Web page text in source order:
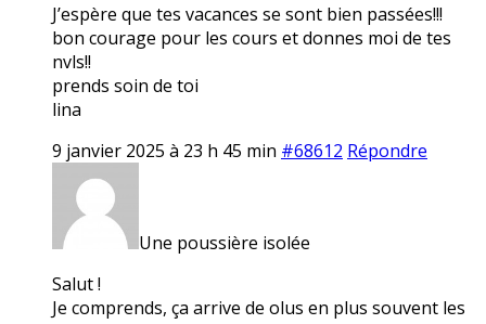
J’espère que tes vacances se sont bien passées!!!
bon courage pour les cours et donnes moi de tes
nvls!!
prends soin de toi
lina
9 janvier 2025 à 23 h 45 min #68612 Répondre
Une poussière isolée
Salut !
Je comprends, ça arrive de olus en plus souvent les